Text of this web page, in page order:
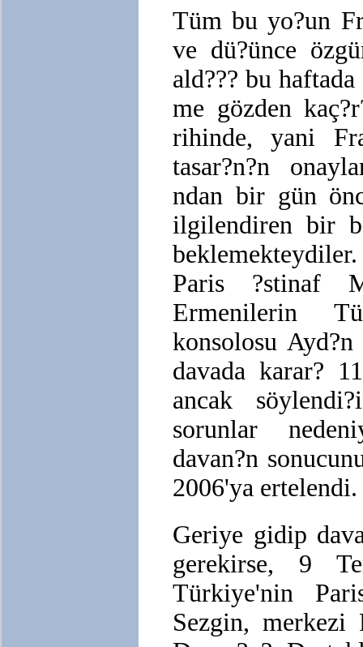
Tüm bu yo?un
ve dü?ünce
ald??? bu
me gözden
rihinde, yani
tasar?n?n
ndan bir gün
ilgilendiren bir
Paris ?stinaf
Ermenilerin
konsolosu
davada karar?
ancak
sorunlar
davan?n
2006'ya ertelendi.
Geriye gidip
gerekirse, 9
Türkiye'nin
Sezgin, merkezi